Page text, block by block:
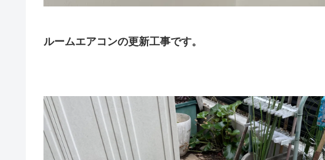
ルームエアコンの更新工事です。